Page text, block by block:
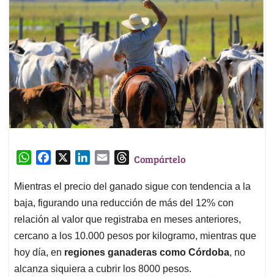
W
a
t
s
p
c
e
b
k
n
k
e
d
n
a
i
l
T
r
e
a
Compártelo
Mientras el precio del ganado sigue con tendencia a la
baja, figurando una reducción de más del 12% con
relación al valor que registraba en meses anteriores,
cercano a los 10.000 pesos por kilogramo, mientras que
hoy día, en regiones ganaderas como Córdoba, no
alcanza siquiera a cubrir los 8000 pesos.